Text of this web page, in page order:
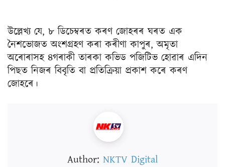
উল্লেখ্য যে, ৮ ডিচেম্বৰত কৰণ জোহৰৰ ঘৰত এক
নৈশভোজত অংশগ্ৰহণ কৰা কৰীণা কাপুৰ, অমৃতা
অৰোৰাসহ ৪গৰাকী তাৰকা কভিড পজিটিভ হোৱাৰ এদিন
পিছত নিজৰ বিবৃতি বা প্ৰতিক্ৰিয়া প্ৰকাশ কৰে কৰণ
জোহৰে।
Author: NKTV Digital